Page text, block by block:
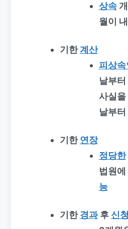
상속
월이
기한계산
피상속
날부
사실
날부
기한연장
정당한
법원
능
기한경과후 신청